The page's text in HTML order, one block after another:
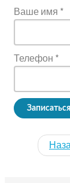
Ваше имя *
Телефон *
Записаться